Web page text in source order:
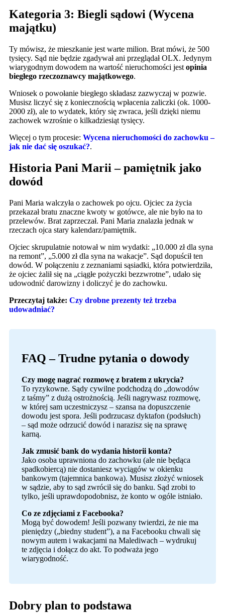
Kategoria 3: Biegli sądowi (Wycena
majątku)
Ty mówisz, że mieszkanie jest warte milion. Brat mówi, że 500
tysięcy. Sąd nie będzie zgadywał ani przeglądał OLX. Jedynym
wiarygodnym dowodem na wartość nieruchomości jest opinia
biegłego rzeczoznawcy majątkowego.
Wniosek o powołanie biegłego składasz zazwyczaj w pozwie.
Musisz liczyć się z koniecznością wpłacenia zaliczki (ok. 1000-
2000 zł), ale to wydatek, który się zwraca, jeśli dzięki niemu
zachowek wzrośnie o kilkadziesiąt tysięcy.
Więcej o tym procesie: Wycena nieruchomości do zachowku –
jak nie dać się oszukać?.
Historia Pani Marii – pamiętnik jako
dowód
Pani Maria walczyła o zachowek po ojcu. Ojciec za życia
przekazał bratu znaczne kwoty w gotówce, ale nie było na to
przelewów. Brat zaprzeczał. Pani Maria znalazła jednak w
rzeczach ojca stary kalendarz/pamiętnik.
Ojciec skrupulatnie notował w nim wydatki: „10.000 zł dla syna
na remont”, „5.000 zł dla syna na wakacje”. Sąd dopuścił ten
dowód. W połączeniu z zeznaniami sąsiadki, która potwierdziła,
że ojciec żalił się na „ciągłe pożyczki bezzwrotne”, udało się
udowodnić darowizny i doliczyć je do zachowku.
Przeczytaj także: Czy drobne prezenty też trzeba
udowadniać?
FAQ – Trudne pytania o dowody
Czy mogę nagrać rozmowę z bratem z ukrycia?
To ryzykowne. Sądy cywilne podchodzą do „dowodów
z taśmy” z dużą ostrożnością. Jeśli nagrywasz rozmowę,
w której sam uczestniczysz – szansa na dopuszczenie
dowodu jest spora. Jeśli podrzucasz dyktafon (podsłuch)
– sąd może odrzucić dowód i narazisz się na sprawę
karną.
Jak zmusić bank do wydania historii konta?
Jako osoba uprawniona do zachowku (ale nie będąca
spadkobiercą) nie dostaniesz wyciągów w okienku
bankowym (tajemnica bankowa). Musisz złożyć wniosek
w sądzie, aby to sąd zwrócił się do banku. Sąd zrobi to
tylko, jeśli uprawdopodobnisz, że konto w ogóle istniało.
Co ze zdjęciami z Facebooka?
Mogą być dowodem! Jeśli pozwany twierdzi, że nie ma
pieniędzy („biedny student”), a na Facebooku chwali się
nowym autem i wakacjami na Malediwach – wydrukuj
te zdjęcia i dołącz do akt. To podważa jego
wiarygodność.
Dobry plan to podstawa